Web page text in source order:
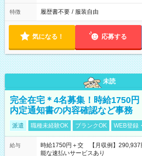
特徴 履歴書不要 / 服装自由
気になる！ 応募する
未読
完全在宅＊4名募集！時給1750円
内定通知書の内容確認など事務
派遣 職種未経験OK ブランクOK WEB登録
給与
時給1750円＋交 【月収例】
能な速払いサービスあり